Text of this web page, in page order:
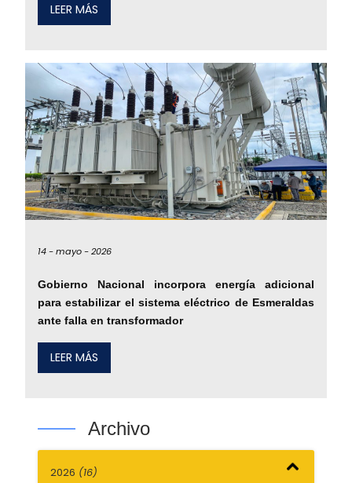
LEER MÁS
14 -mayo -2026
Gobierno Nacional incorpora energía adicional
para estabilizar el sistema eléctrico de Esmeraldas
ante falla en transformador
LEER MÁS
Archivo
2026 (16)